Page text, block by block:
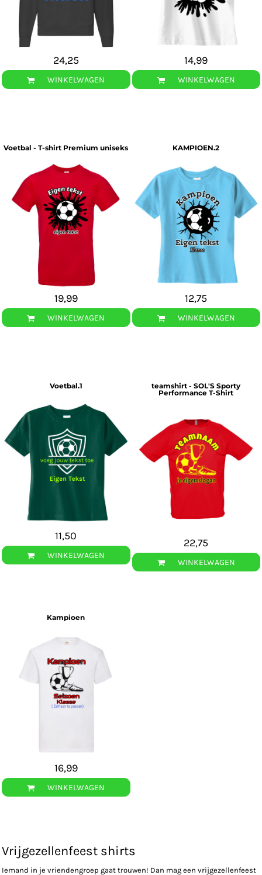
24,25
WINKELWAGEN
14,99
WINKELWAGEN
Voetbal - T-shirt Premium uniseks
19,99
WINKELWAGEN
KAMPIOEN.2
12,75
WINKELWAGEN
Voetbal.1
11,50
WINKELWAGEN
teamshirt - SOL'S Sporty
Performance T-Shirt
22,75
WINKELWAGEN
Kampioen
16,99
WINKELWAGEN
Vrijgezellenfeest shirts
Iemand in je vriendengroep gaat trouwen! Dan mag een vrijgezellenfeest